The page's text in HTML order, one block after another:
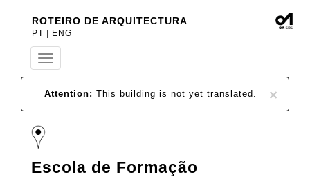
ROTEIRO DE ARQUITECTURA
PT ENG
T
o
g
l
n
i
×
Attention: This building is not yet translated.
Escola de Formação